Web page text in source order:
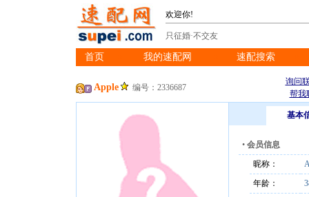
欢迎你!
只征婚·不交友
首页 我的速配网 速配搜索
Apple 编号：2336687
询问
帮我
基本
• 会员信息
昵称：
年龄：